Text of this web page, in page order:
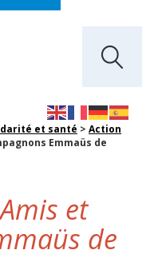
et santé > Action
Emmaüs de
et
de